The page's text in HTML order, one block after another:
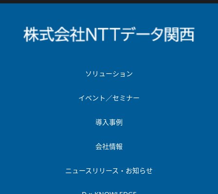
ソリューション
イベント／セミナー
導入事例
会社情報
ニュースリリース・お知らせ